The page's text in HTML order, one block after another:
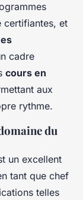
certifiantes, et
cadre
cours en
aux
rythme.
du
un excellent
tant que chef
telles